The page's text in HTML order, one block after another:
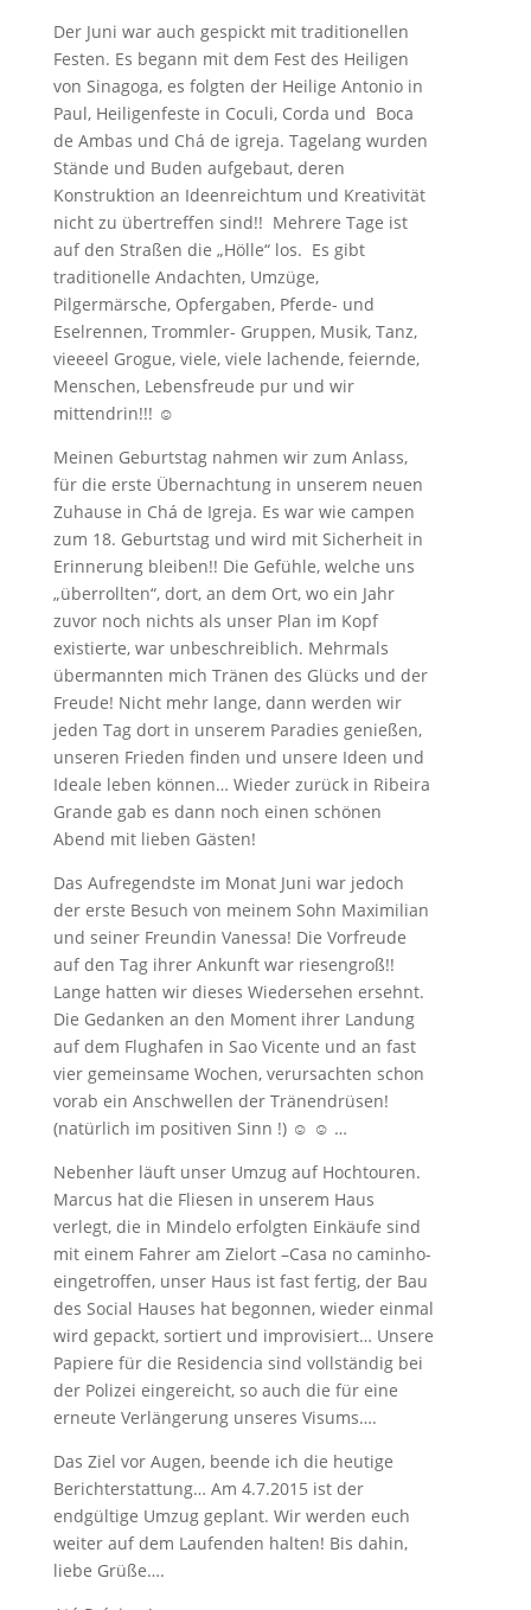
Der Juni war auch gespickt mit traditionellen
Festen. Es begann mit dem Fest des Heiligen
von Sinagoga, es folgten der Heilige Antonio in
Paul, Heiligenfeste in Coculi, Corda und Boca
de Ambas und Chá de igreja. Tagelang wurden
Stände und Buden aufgebaut, deren
Konstruktion an Ideenreichtum und Kreativität
nicht zu übertreffen sind!! Mehrere Tage ist
auf den Straßen die „Hölle“ los. Es gibt
traditionelle Andachten, Umzüge,
Pilgermärsche, Opfergaben, Pferde- und
Eselrennen, Trommler- Gruppen, Musik, Tanz,
vieeeel Grogue, viele, viele lachende, feiernde,
Menschen, Lebensfreude pur und wir
mittendrin!!! ☺
Meinen Geburtstag nahmen wir zum Anlass,
für die erste Übernachtung in unserem neuen
Zuhause in Chá de Igreja. Es war wie campen
zum 18. Geburtstag und wird mit Sicherheit in
Erinnerung bleiben!! Die Gefühle, welche uns
„überrollten“, dort, an dem Ort, wo ein Jahr
zuvor noch nichts als unser Plan im Kopf
existierte, war unbeschreiblich. Mehrmals
übermannten mich Tränen des Glücks und der
Freude! Nicht mehr lange, dann werden wir
jeden Tag dort in unserem Paradies genießen,
unseren Frieden finden und unsere Ideen und
Ideale leben können… Wieder zurück in Ribeira
Grande gab es dann noch einen schönen
Abend mit lieben Gästen!
Das Aufregendste im Monat Juni war jedoch
der erste Besuch von meinem Sohn Maximilian
und seiner Freundin Vanessa! Die Vorfreude
auf den Tag ihrer Ankunft war riesengroß!!
Lange hatten wir dieses Wiedersehen ersehnt.
Die Gedanken an den Moment ihrer Landung
auf dem Flughafen in Sao Vicente und an fast
vier gemeinsame Wochen, verursachten schon
vorab ein Anschwellen der Tränendrüsen!
(natürlich im positiven Sinn !) ☺ ☺ …
Nebenher läuft unser Umzug auf Hochtouren.
Marcus hat die Fliesen in unserem Haus
verlegt, die in Mindelo erfolgten Einkäufe sind
mit einem Fahrer am Zielort –Casa no caminho-
eingetroffen, unser Haus ist fast fertig, der Bau
des Social Hauses hat begonnen, wieder einmal
wird gepackt, sortiert und improvisiert… Unsere
Papiere für die Residencia sind vollständig bei
der Polizei eingereicht, so auch die für eine
erneute Verlängerung unseres Visums….
Das Ziel vor Augen, beende ich die heutige
Berichterstattung… Am 4.7.2015 ist der
endgültige Umzug geplant. Wir werden euch
weiter auf dem Laufenden halten! Bis dahin,
liebe Grüße….